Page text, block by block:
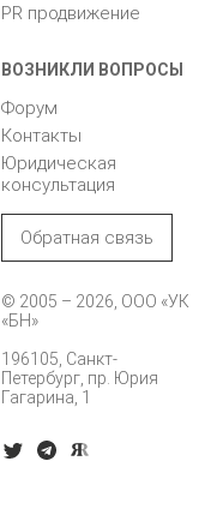
PR продвижение
ВОЗНИКЛИ ВОПРОСЫ
Форум
Контакты
Юридическая
консультация
Обратная связь
© 2005 – 2026, ООО «УК
«БН»
196105, Санкт-
Петербург, пр. Юрия
Гагарина, 1